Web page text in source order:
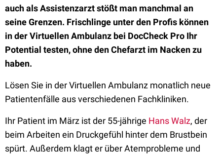
auch als Assistenzarzt stößt man manchmal an
seine Grenzen. Frischlinge unter den Profis können
in der Virtuellen Ambulanz bei DocCheck Pro Ihr
Potential testen, ohne den Chefarzt im Nacken zu
haben.
Lösen Sie in der Virtuellen Ambulanz monatlich neue
Patientenfälle aus verschiedenen Fachkliniken.
Ihr Patient im März ist der 55-jährige Hans Walz, der
beim Arbeiten ein Druckgefühl hinter dem Brustbein
spürt. Außerdem klagt er über Atemprobleme und